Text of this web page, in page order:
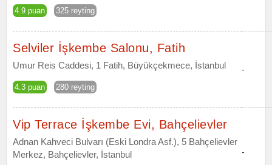
4.9 puan 325 reyting
Selviler İşkembe Salonu, Fatih
Umur Reis Caddesi, 1 Fatih, Büyükçekmece, İstanbul
4.3 puan 280 reyting
-
Vip Terrace İşkembe Evi, Bahçelievler
Adnan Kahveci Bulvarı (Eski Londra Asf.), 5 Bahçelievler
Merkez, Bahçelievler, İstanbul
-